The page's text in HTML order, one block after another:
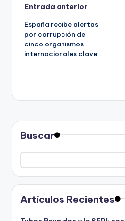
Navegación
de
entradas
Entrada anterior
España recibe alertas
por corrupción de
cinco organismos
internacionales clave
Buscar
Artículos Recientes